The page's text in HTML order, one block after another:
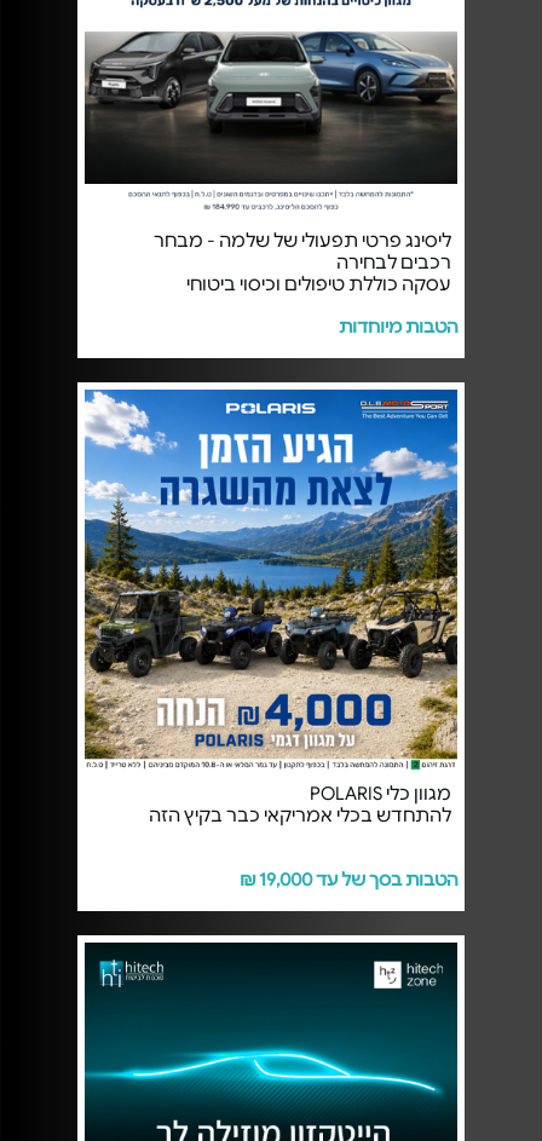
ליסינג פרטי תפעולי של שלמה - מבחר
רכבים לבחירה
עסקה כוללת טיפולים וכיסוי ביטוחי
הטבות מיוחדות
מגוון כלי POLARIS
להתחדש בכלי אמריקאי כבר בקיץ הזה
הטבות בסך של עד 19,000 ₪